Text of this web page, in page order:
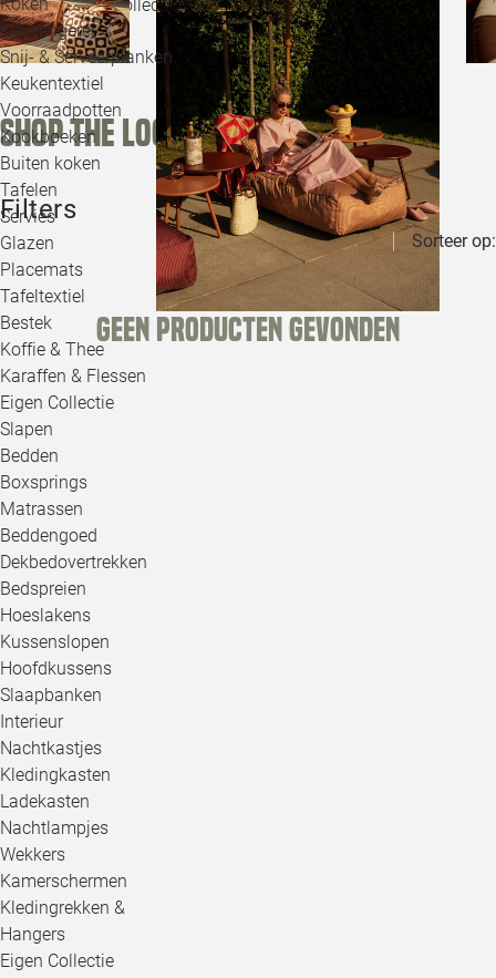
Keukengerei
Snij- & Serveerplanken
Keukentextiel
Voorraadpotten
Kookboeken
Buiten koken
Tafelen
Servies
Glazen
Placemats
Tafeltextiel
Bestek
Koffie & Thee
Karaffen & Flessen
Eigen Collectie
Slapen
Bedden
Boxsprings
Matrassen
Beddengoed
Dekbedovertrekken
Bedspreien
Hoeslakens
Kussenslopen
Hoofdkussens
Slaapbanken
Interieur
Nachtkastjes
Kledingkasten
Ladekasten
Nachtlampjes
Wekkers
Kamerschermen
Kledingrekken &
Hangers
Eigen Collectie
Shop onze collectie hieronder of bezoek 1 van onze 5
winkels.
Shop the look
Filters
Sorteer op:
Geen producten gevonden